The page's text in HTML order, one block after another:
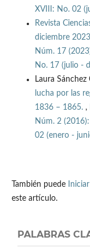
XVIII: No. 02
Revista
diciembre
Núm. 17
No. 17 (julio -
Laura Sánchez
lucha por las
1836 – 1865. ,
Núm. 2
02 (enero -
También puede
este artículo.
PALABRAS